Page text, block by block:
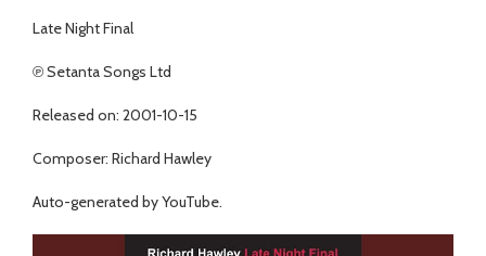
Late Night Final
℗ Setanta Songs Ltd
Released on: 2001-10-15
Composer: Richard Hawley
Auto-generated by YouTube.